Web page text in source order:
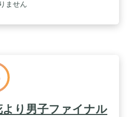
ません
より男子ファイナル